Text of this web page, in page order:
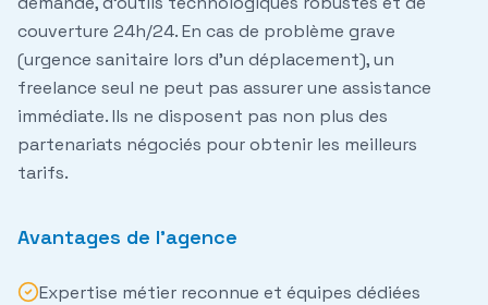
couverture 24h/24. En cas de problème grave
(urgence sanitaire lors d'un déplacement), un
freelance seul ne peut pas assurer une assistance
immédiate. Ils ne disposent pas non plus des
partenariats négociés pour obtenir les meilleurs
tarifs.
Avantages de l'agence
Expertise métier reconnue et équipes dédiées